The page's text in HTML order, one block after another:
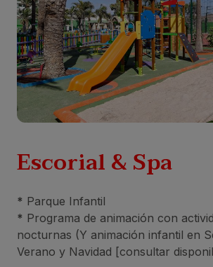
Escorial & Spa
* Parque Infantil
* Programa de animación con
nocturnas (Y animación infantil en
Verano y Navidad [consultar